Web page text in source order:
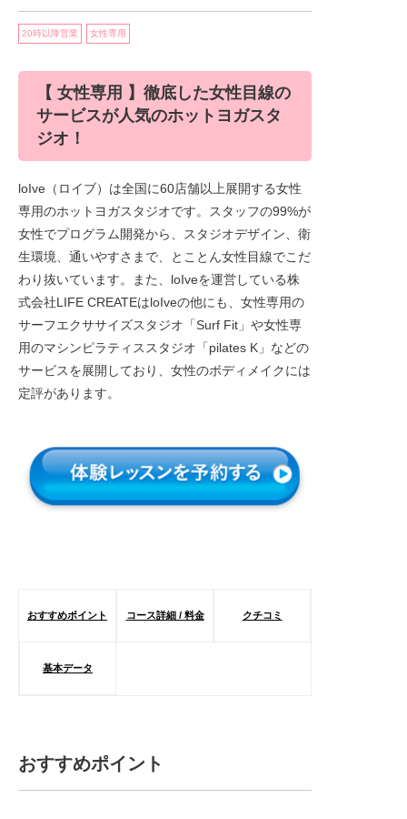
20時以降営業 女性専用
【 女性専用 】徹底した女性目線の
サービスが人気のホットヨガスタ
ジオ！
loIve（ロイブ）は全国に60店舗以上展開する女性
専用のホットヨガスタジオです。スタッフの99%が
女性でプログラム開発から、スタジオデザイン、衛
生環境、通いやすさまで、とことん女性目線でこだ
わり抜いています。また、loIveを運営している株
式会社LIFE CREATEはloIveの他にも、女性専用の
サーフエクササイズスタジオ「Surf Fit」や女性専
用のマシンピラティススタジオ「pilates K」などの
サービスを展開しており、女性のボディメイクには
定評があります。
おすすめポイント コース詳細 / 料金 クチコミ
基本データ
おすすめポイント